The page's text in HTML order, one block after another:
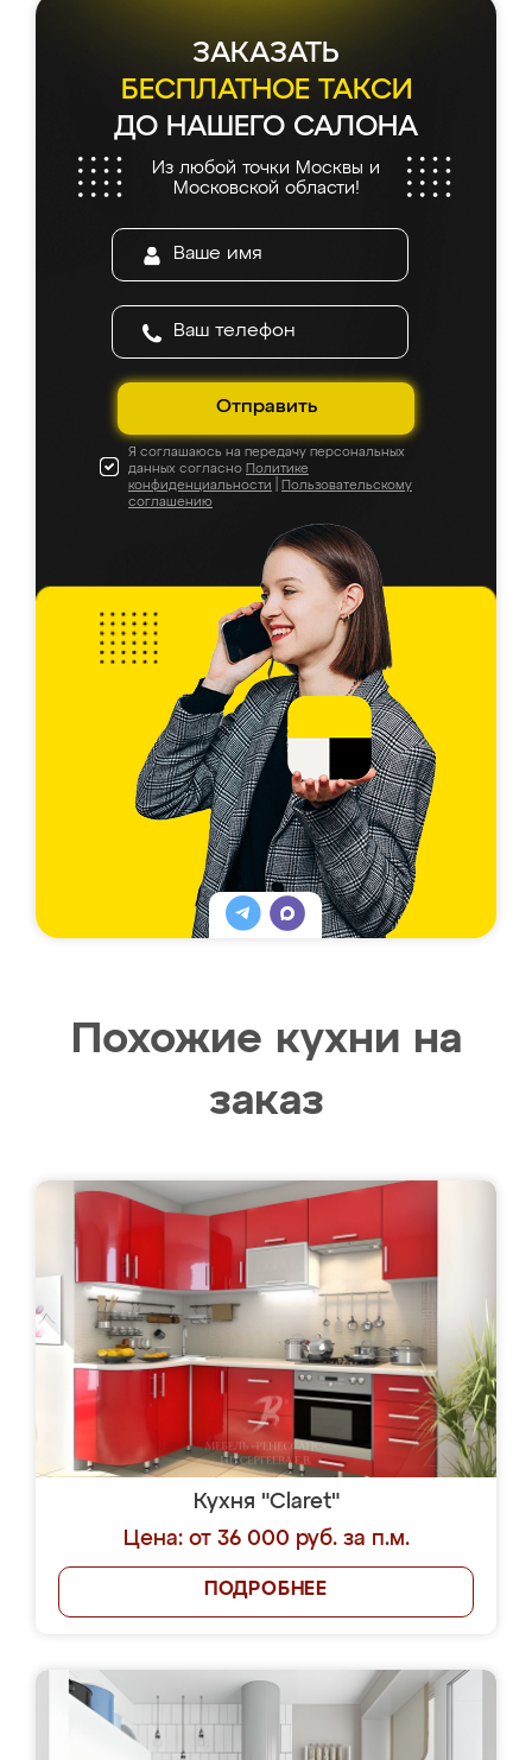
ЗАКАЗАТЬ
БЕСПЛАТНОЕ ТАКСИ
ДО НАШЕГО САЛОНА
Из любой точки Москвы и
Московской области!
Отправить
Я соглашаюсь на передачу персональных
данных согласно Политике
конфиденциальности
Пользовательскому
соглашению
Похожие кухни на
заказ
Кухня "Claret"
Цена: от 36 000 руб. за п.м.
ПОДРОБНЕЕ